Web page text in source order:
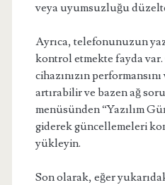
veya uyumsuzluğu
Ayrıca, telefonunuzun
kontrol etmekte fayda
cihazınızın
artırabilir ve bazen ağ
menüsünden “Yazılım
giderek güncellemeleri
yükleyin.
Son olarak, eğer